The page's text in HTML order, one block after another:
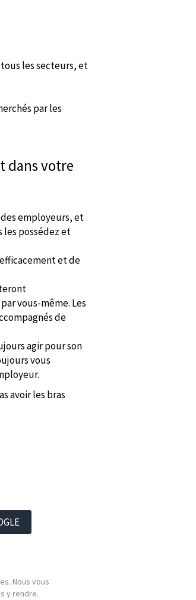
les secteurs, et
par les
dans votre
employeurs, et
les possédez et
et de
vous-même. Les
de
agir pour son
vous
avoir les bras
Nous vous
y rendre.